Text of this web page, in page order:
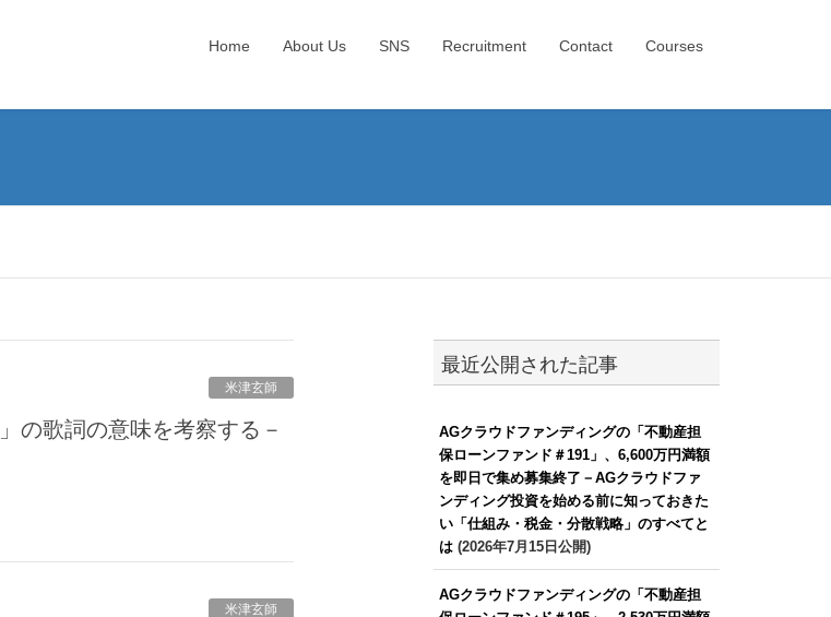
Home About Us SNS Recruitment Contact Courses
米津玄師
の歌詞の意味を考察する－
米津玄師
最近公開された記事
AGクラウドファンディングの「不動産担
保ローンファンド＃191」、6,600万円満額
を即日で集め募集終了－AGクラウドファ
ンディング投資を始める前に知っておきた
い「仕組み・税金・分散戦略」のすべてと
は(2026年7月15日公開)
AGクラウドファンディングの「不動産担